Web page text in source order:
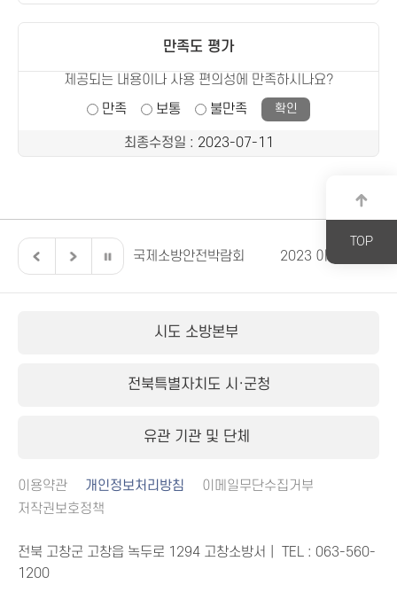
만족도 평가
제공되는 내용이나 사용 편의성에 만족하시나요?
만족
보통 불만족
최종수정일 : 2023-07-11
TOP
국제소방안전박람회 2023 이렇게 달라집니다.
시도 소방본부
전북특별자치도 시·군청
유관 기관 및 단체
이용약관 개인정보처리방침
이메일무단수집거부
저작권보호정책
전북 고창군 고창읍 녹두로 1294 고창소방서｜ TEL : 063-560-
1200